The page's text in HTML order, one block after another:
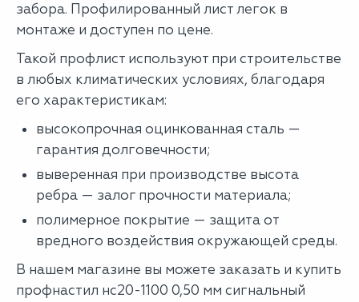
забора. Профилированный лист легок в
монтаже и доступен по цене.
Такой профлист используют при строительстве
в любых климатических условиях, благодаря
его характеристикам:
высокопрочная оцинкованная сталь —
гарантия долговечности;
выверенная при производстве высота
ребра — залог прочности материала;
полимерное покрытие — защита от
вредного воздействия окружающей среды.
В нашем магазине вы можете заказать и купить
профнастил нс20-1100 0,50 мм сигнальный